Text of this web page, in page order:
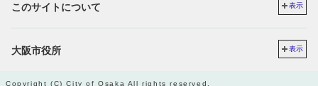
このサイトについて 表示
大阪市役所 表示
Copyright (C) City of Osaka All rights reserved.